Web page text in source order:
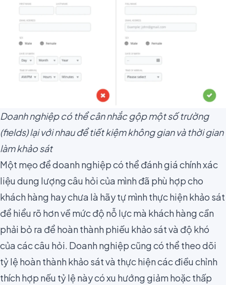
Doanh nghiệp có thể cân nhắc gộp một số trường
(fields) lại với nhau để tiết kiệm không gian và thời gian
làm khảo sát
Một mẹo để doanh nghiệp có thể đánh giá chính xác
liệu dung lượng câu hỏi của mình đã phù hợp cho
khách hàng hay chưa là hãy tự mình thực hiện khảo sát
để hiểu rõ hơnvề mức độ nỗ lực mà khách hàng cần
phải bỏ ra để hoàn thành phiếu khảo sát và độ khó
của các câu hỏi. Doanh nghiệp cũng có thể theo dõi
tỷ lệ hoàn thành khảo sát và thực hiện các điều chỉnh
thích hợp nếu tỷ lệ này có xu hướng giảm hoặc thấp